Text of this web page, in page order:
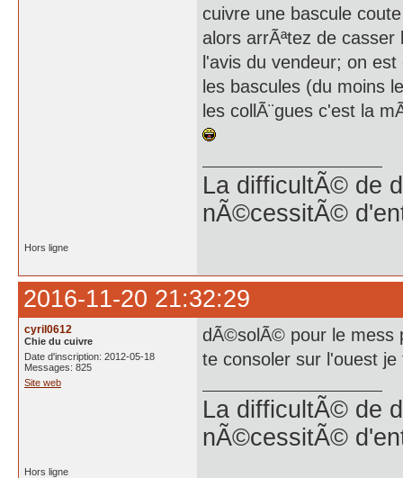
cuivre une bascule
alors arrÃªtez de
l'avis du vendeur; on
les bascules (du moins
les collÃ¨gues c'est la
La difficultÃ© de
nÃ©cessitÃ©
Hors ligne
2016-11-20 21:32:29
cyril0612
Chie du cuivre
Date d'inscription: 2012-05-18
Messages: 825
Site web
dÃ©solÃ© pour le mess
te consoler sur l'ouest
La difficultÃ© de
nÃ©cessitÃ©
Hors ligne